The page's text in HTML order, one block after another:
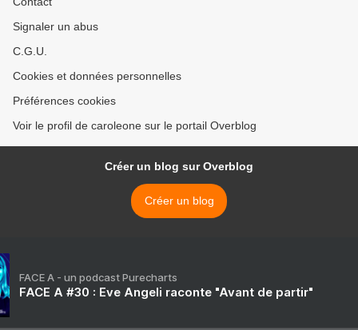
Signaler un abus
C.G.U.
Cookies et données personnelles
Préférences cookies
Voir le profil de caroleone sur le portail Overblog
Créer un blog sur Overblog
Créer un blog
FACE A - un podcast Purecharts
FACE A #30 : Eve Angeli raconte "Avant de partir"